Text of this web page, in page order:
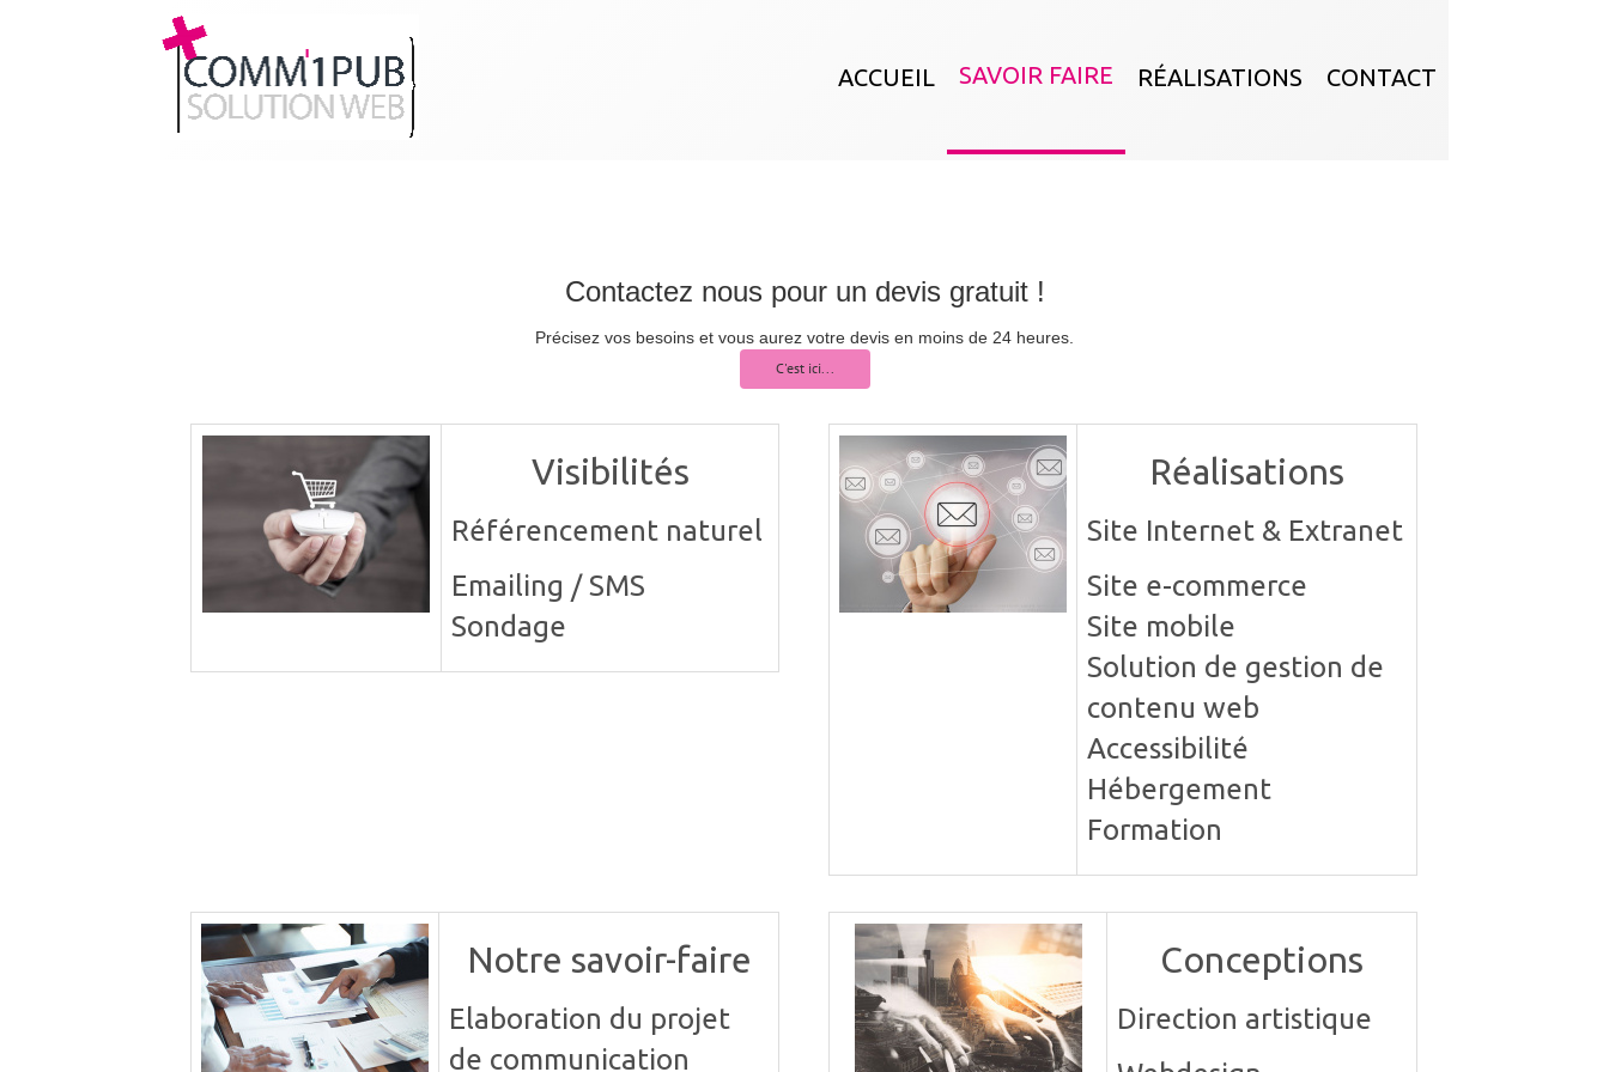
ACCUEIL SAVOIR FAIRE RÉALISATIONS CONTACT
Contactez nous pour un devis gratuit !
Précisez vos besoins et vous aurez votre devis en moins de 24 heures.
C'est ici...
Visibilités
Référencement naturel
Emailing / SMS
Sondage
Réalisations
Site Internet & Extranet
Site e-commerce
Site mobile
Solution de gestion de
contenu web
Accessibilité
Hébergement
Formation
Notre savoir-faire
Elaboration du projet
de communication
Conceptions
Direction artistique